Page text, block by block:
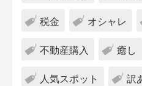
税金 オシャレ
不動産購入 癒し
人気スポット 訳